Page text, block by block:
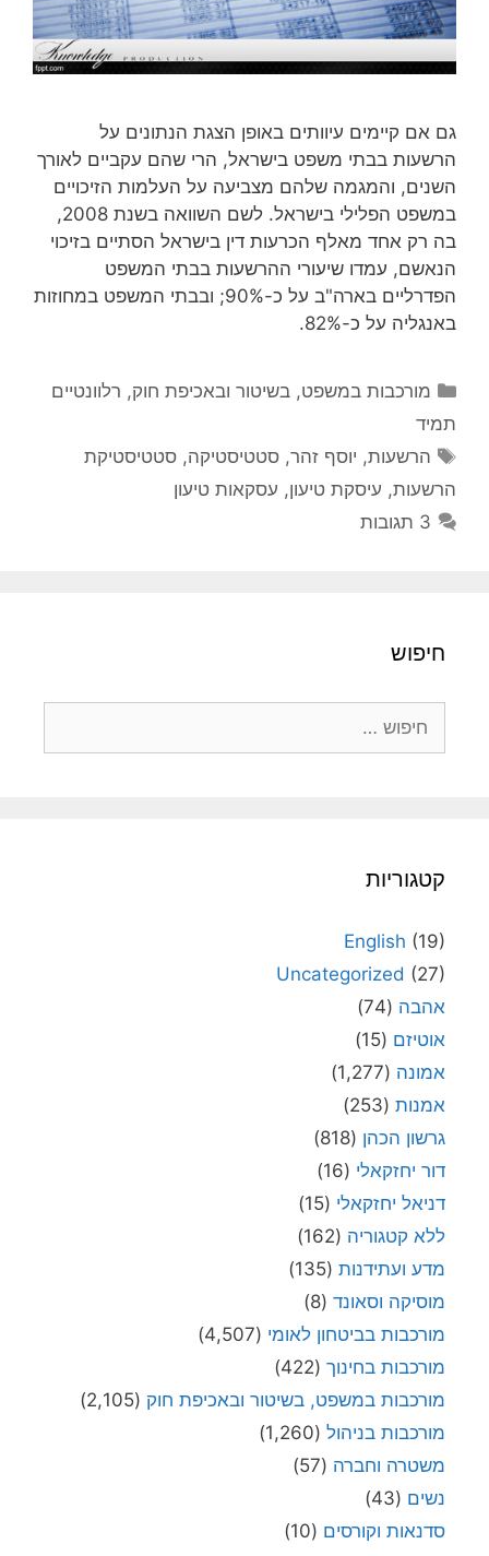
גם אם קיימים עיוותים באופן הצגת הנתונים על
הרשעות בבתי משפט בישראל, הרי שהם עקביים לאורך
השנים, והמגמה שלהם מצביעה על העלמות הזיכויים
במשפט הפלילי בישראל. לשם השוואה בשנת 2008,
בה רק אחד מאלף הכרעות דין בישראל הסתיים בזיכוי
הנאשם, עמדו שיעורי ההרשעות בבתי המשפט
הפדרליים בארה"ב על כ-90%; ובבתי המשפט במחוזות
באנגליה על כ-82%.
קטגוריות
מורכבות במשפט, בשיטור ובאכיפת חוק, רלוונטיים
תמיד
תגיות
הרשעות, יוסף זהר,סטטיסטיקה,סטטיסטיקת
הרשעות, עיסקת טיעון, עסקאות טיעון
3 תגובות
חיפוש
קטגוריות
English (19)
Uncategorized (27)
אהבה (74)
אוטיזם (15)
אמונה (1,277)
אמנות (253)
גרשון הכהן (818)
דור יחזקאלי (16)
דניאל יחזקאלי (15)
ללא קטגוריה (162)
מדע ועתידנות (135)
מוסיקה וסאונד (8)
מורכבות בביטחון לאומי (4,507)
מורכבות בחינוך (422)
מורכבות במשפט, בשיטור ובאכיפת חוק (2,105)
מורכבות בניהול (1,260)
משטרה וחברה (57)
נשים (43)
סדנאות וקורסים (10)